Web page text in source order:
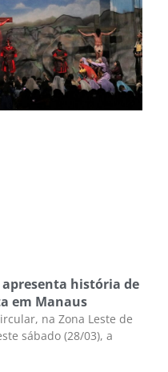
apresenta história de
em Manaus
na Zona Leste de
sábado (28/03), a